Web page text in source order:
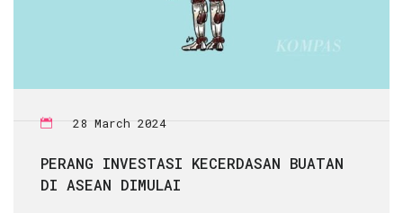
28 March 2024
PERANG INVESTASI KECERDASAN BUATAN
DI ASEAN DIMULAI